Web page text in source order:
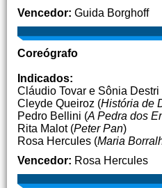
Vencedor: Guida Borghoff
Coreógrafo
Indicados:
Cláudio Tovar e Sônia Destri
Cleyde Queiroz (História de
Pedro Bellini (A Pedra dos
Rita Malot (Peter Pan)
Rosa Hercules (Maria
Vencedor: Rosa Hercules